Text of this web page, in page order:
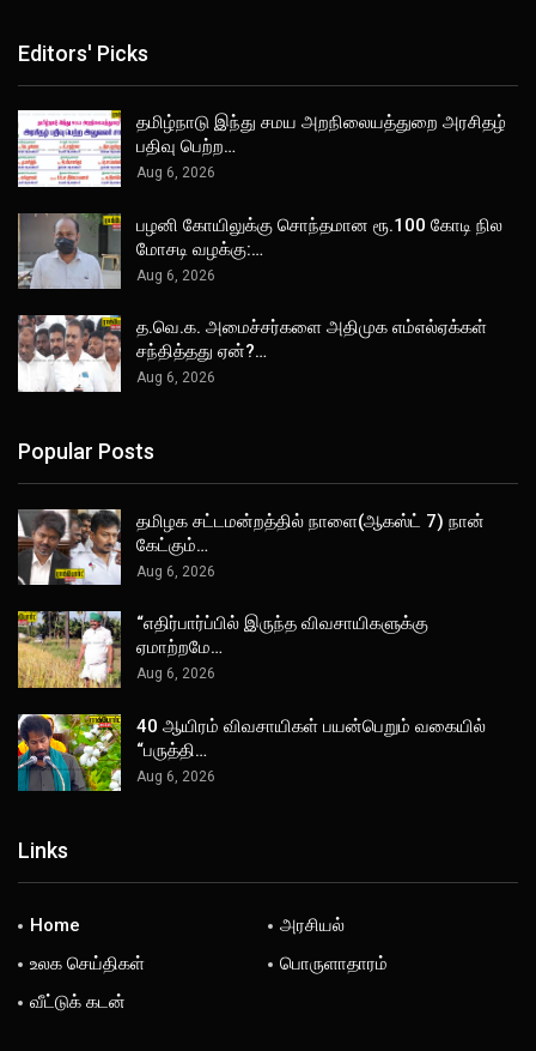
Editors' Picks
தமிழ்நாடு இந்து சமய அறநிலையத்துறை அரசிதழ்
பதிவு பெற்ற…
Aug 6, 2026
பழனி கோயிலுக்கு சொந்தமான ரூ.100 கோடி நில
மோசடி வழக்கு:…
Aug 6, 2026
த.வெ.க. அமைச்சர்களை அதிமுக எம்எல்ஏக்கள்
சந்தித்தது ஏன்?…
Aug 6, 2026
Popular Posts
தமிழக சட்டமன்றத்தில் நாளை(ஆகஸ்ட் 7) நான்
கேட்கும்…
Aug 6, 2026
“எதிர்பார்ப்பில் இருந்த விவசாயிகளுக்கு
ஏமாற்றமே…
Aug 6, 2026
40 ஆயிரம் விவசாயிகள் பயன்பெறும் வகையில்
“பருத்தி…
Aug 6, 2026
Links
Home
அரசியல்
உலக செய்திகள்
பொருளாதாரம்
வீட்டுக் கடன்